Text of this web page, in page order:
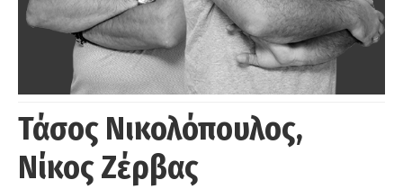
Τάσος Νικολόπουλος,
Νίκος Ζέρβας